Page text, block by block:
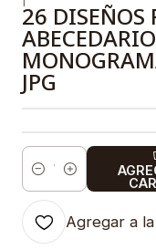
26 DISEÑOS
JPG
Cantidad
Agregar a